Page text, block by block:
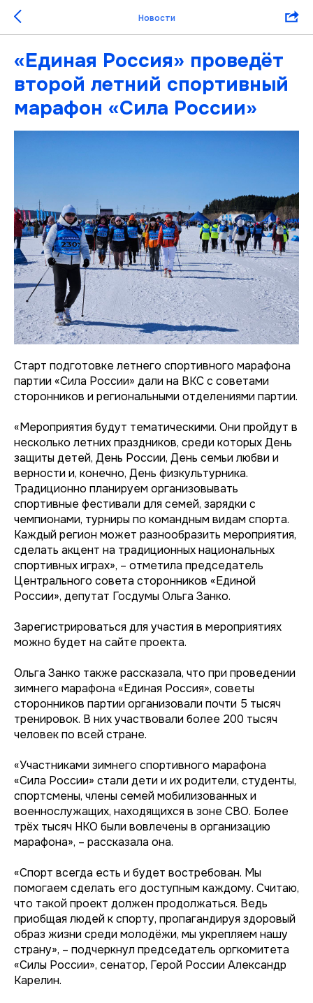
Новости
«Единая Россия» проведёт
второй летний спортивный
марафон «Сила России»
Старт подготовке летнего спортивного марафона
партии «Сила России» дали на ВКС с советами
сторонников и региональными отделениями партии.
«Мероприятия будут тематическими. Они пройдут в
несколько летних праздников, среди которых День
защиты детей, День России, День семьи любви и
верности и, конечно, День физкультурника.
Традиционно планируем организовывать
спортивные фестивали для семей, зарядки с
чемпионами, турниры по командным видам спорта.
Каждый регион может разнообразить мероприятия,
сделать акцент на традиционных национальных
спортивных играх», – отметила председатель
Центрального совета сторонников «Единой
России», депутат Госдумы Ольга Занко.
Зарегистрироваться для участия в мероприятиях
можно будет на сайте проекта.
Ольга Занко также рассказала, что при проведении
зимнего марафона «Единая Россия», советы
сторонников партии организовали почти 5 тысяч
тренировок. В них участвовали более 200 тысяч
человек по всей стране.
«Участниками зимнего спортивного марафона
«Сила России» стали дети и их родители, студенты,
спортсмены, члены семей мобилизованных и
военнослужащих, находящихся в зоне СВО. Более
трёх тысяч НКО были вовлечены в организацию
марафона», – рассказала она.
«Спорт всегда есть и будет востребован. Мы
помогаем сделать его доступным каждому. Считаю,
что такой проект должен продолжаться. Ведь
приобщая людей к спорту, пропагандируя здоровый
образ жизни среди молодёжи, мы укрепляем нашу
страну», – подчеркнул председатель оргкомитета
«Силы России», сенатор, Герой России Александр
Карелин.